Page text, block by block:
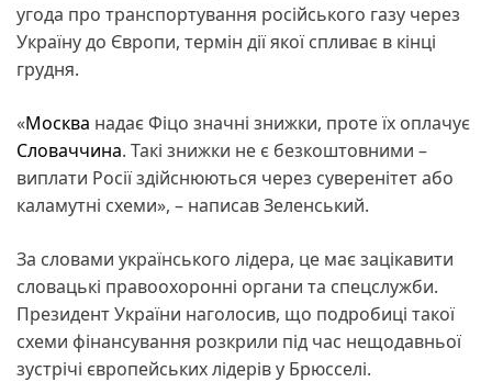
угода про транспортування російського газу через
Україну до Європи, термін дії якої спливає в кінці
грудня.
«Москва надає Фіцо значні знижки, проте їх оплачує
Словаччина. Такі знижки не є безкоштовними –
виплати Росії здійснюються через суверенітет або
каламутні схеми», – написав Зеленський.
За словами українського лідера, це має зацікавити
словацькі правоохоронні органи та спецслужби.
Президент України наголосив, що подробиці такої
схеми фінансування розкрили під час нещодавньої
зустрічі європейських лідерів у Брюсселі.